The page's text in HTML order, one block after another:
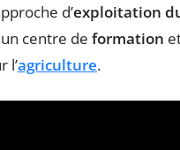
d’exploitation
centre de formation
l’agriculture.